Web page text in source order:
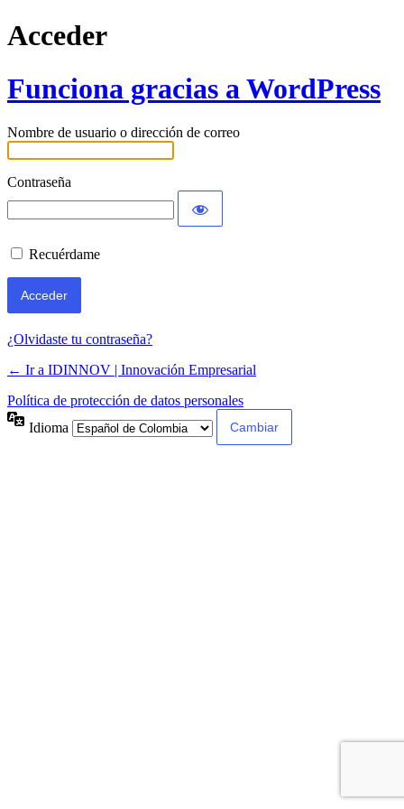
Acceder
Funciona gracias a WordPress
Nombre de usuario o dirección de correo
Contraseña
Recuérdame
¿Olvidaste tu contraseña?
← Ir a IDINNOV | Innovación Empresarial
Política de protección de datos personales
Idioma